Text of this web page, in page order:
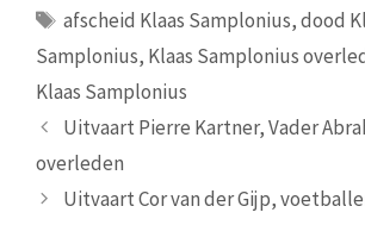
Tags
afscheid Klaas Samplonius,dood
Samplonius, Klaas Samplonius
Klaas Samplonius
Uitvaart Pierre Kartner, Vader
overleden
Uitvaart Cor van der Gijp,